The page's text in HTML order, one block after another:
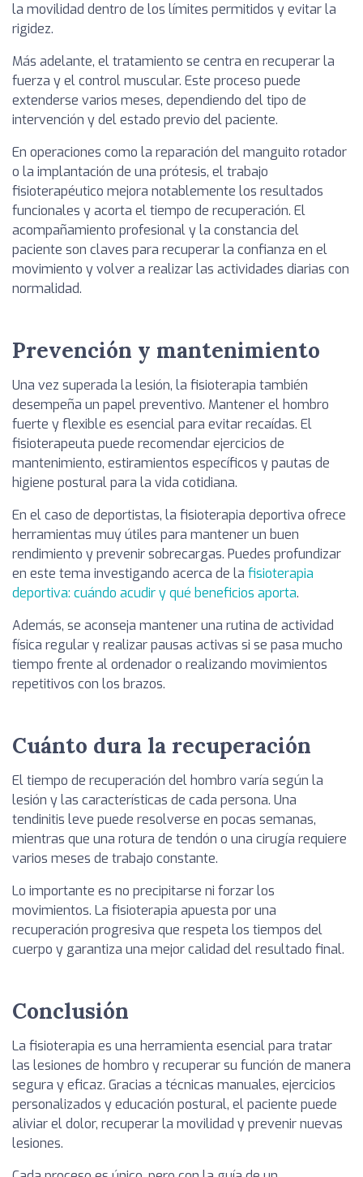
la movilidad dentro de los límites permitidos y evitar la
rigidez.
Más adelante, el tratamiento se centra en recuperar la
fuerza y el control muscular. Este proceso puede
extenderse varios meses, dependiendo del tipo de
intervención y del estado previo del paciente.
En operaciones como la reparación del manguito rotador
o la implantación de una prótesis, el trabajo
fisioterapéutico mejora notablemente los resultados
funcionales y acorta el tiempo de recuperación. El
acompañamiento profesional y la constancia del
paciente son claves para recuperar la confianza en el
movimiento y volver a realizar las actividades diarias con
normalidad.
Prevención y mantenimiento
Una vez superada la lesión, la fisioterapia también
desempeña un papel preventivo. Mantener el hombro
fuerte y flexible es esencial para evitar recaídas. El
fisioterapeuta puede recomendar ejercicios de
mantenimiento, estiramientos específicos y pautas de
higiene postural para la vida cotidiana.
En el caso de deportistas, la fisioterapia deportiva ofrece
herramientas muy útiles para mantener un buen
rendimiento y prevenir sobrecargas. Puedes profundizar
en este tema investigando acerca de la fisioterapia
deportiva: cuándo acudir y qué beneficios aporta.
Además, se aconseja mantener una rutina de actividad
física regular y realizar pausas activas si se pasa mucho
tiempo frente al ordenador o realizando movimientos
repetitivos con los brazos.
Cuánto dura la recuperación
El tiempo de recuperación del hombro varía según la
lesión y las características de cada persona. Una
tendinitis leve puede resolverse en pocas semanas,
mientras que una rotura de tendón o una cirugía requiere
varios meses de trabajo constante.
Lo importante es no precipitarse ni forzar los
movimientos. La fisioterapia apuesta por una
recuperación progresiva que respeta los tiempos del
cuerpo y garantiza una mejor calidad del resultado final.
Conclusión
La fisioterapia es una herramienta esencial para tratar
las lesiones de hombro y recuperar su función de manera
segura y eficaz. Gracias a técnicas manuales, ejercicios
personalizados y educación postural, el paciente puede
aliviar el dolor, recuperar la movilidad y prevenir nuevas
lesiones.